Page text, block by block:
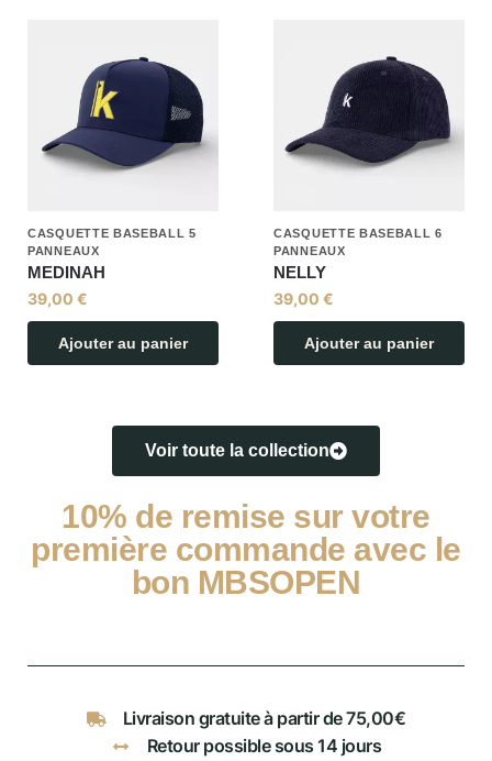
CASQUETTE BASEBALL 5
PANNEAUX
MEDINAH
39,00 €
Ajouter au panier
CASQUETTE BASEBALL 6
PANNEAUX
NELLY
39,00 €
Ajouter au panier
Voir toute la collection
10% de remise sur votre
première commande avec le
bon MBSOPEN
Livraison gratuite à partir de 75,00€
Retour possible sous 14 jours